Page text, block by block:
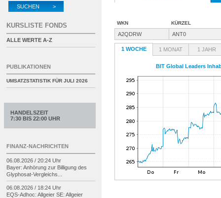
WKN KÜRZEL
A2QDRW ANT0
1 WOCHE 1 MONAT 1 JAHR
BIT Global Leaders
SUCHEN >
KURSLISTE FONDS
ALLE WERTE A-Z
PUBLIKATIONEN
UMSATZSTATISTIK FÜR JULI 2026
HANDELSZEIT
7:30 BIS 22:00 UHR
FINANZ-NACHRICHTEN
06.08.2026 / 20:24 Uhr
Bayer: Anhörung zur Billigung des
Glyphosat-Vergleichs...
06.08.2026 / 18:24 Uhr
EQS-Adhoc: Allgeier SE: Allgeier